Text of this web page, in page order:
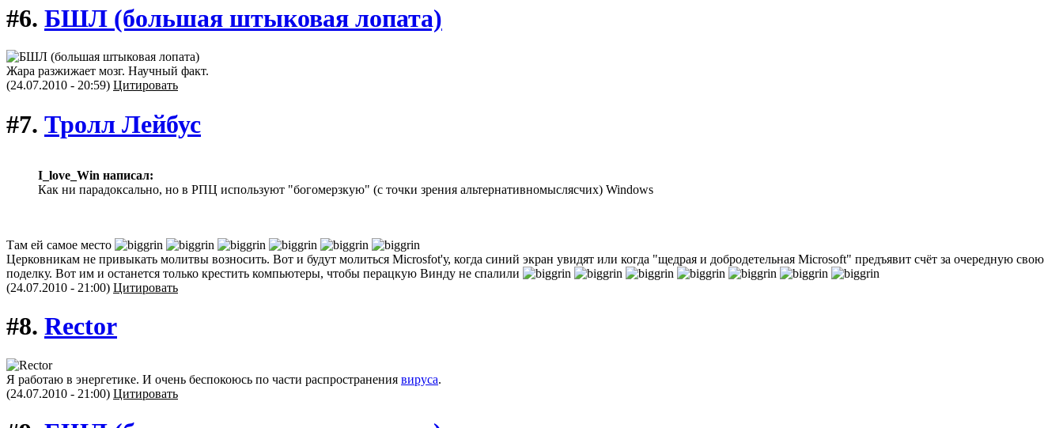
#6. БШЛ (большая штыковая лопата)
Жара разжижает мозг. Научный факт.
(24.07.2010 - 20:59) Цитировать
#7. Тролл Лейбус
I_love_Win написал:
Как ни парадоксально, но в РПЦ используют "богомерзкую" (с точки зрения альтернативномыслясчих) Windows
Там ей самое место
Церковникам не привыкать молитвы возносить. Вот и будут молиться Microsfot'у, когда синий экран увидят или когда "щедрая и добродетельная Microsoft" предъявит счёт за очередную свою
поделку. Вот им и останется только крестить компьютеры, чтобы перацкую Винду не спалили
(24.07.2010 - 21:00) Цитировать
#8. Rector
Я работаю в энергетике. И очень беспокоюсь по части распространения вируса.
(24.07.2010 - 21:00) Цитировать